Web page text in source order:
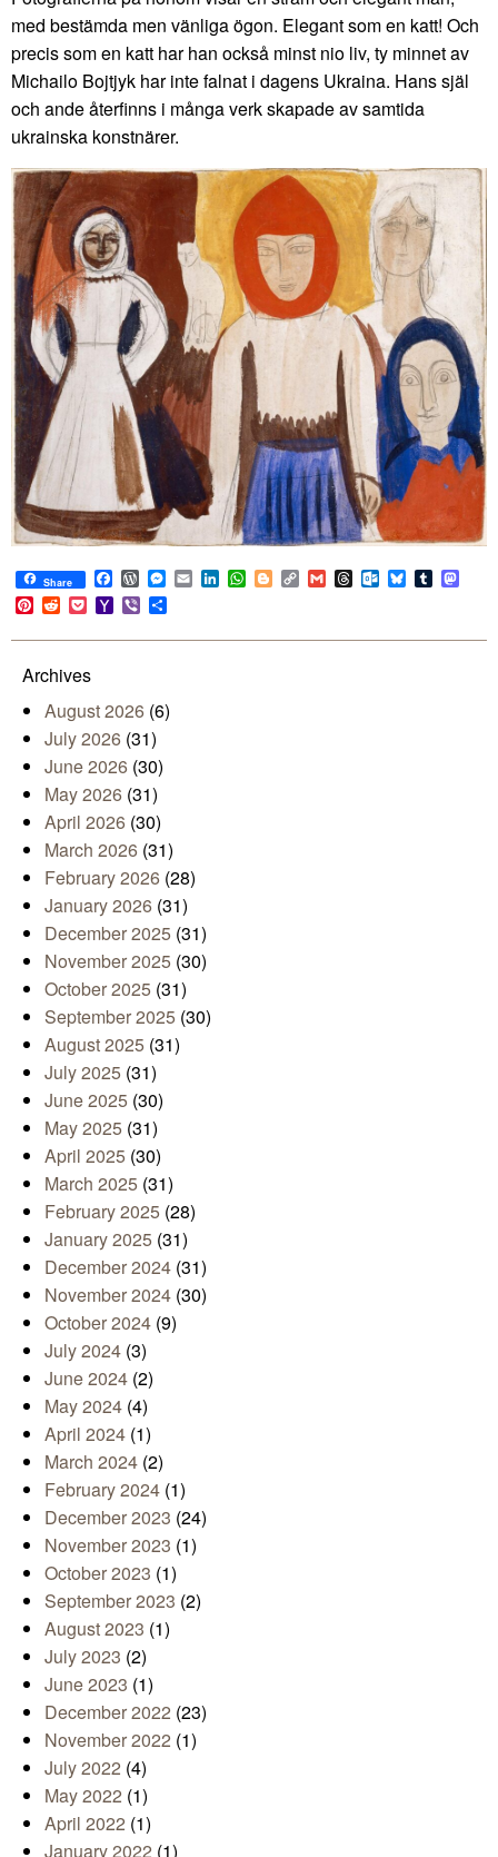
med bestämda men vänliga ögon. Elegant som en katt! Och
precis som en katt har han också minst nio liv, ty minnet av
Michailo Bojtjyk har inte falnat i dagens Ukraina. Hans själ
och ande återfinns i många verk skapade av samtida
ukrainska konstnärer.
Share Facebook
WordPress
Messenger
EmailLinkedIn
WhatsApp
BloggerCopy
Link
GmailThreadsOutlook.com
BlueskyTumblr
Pinterest
RedditPocketYahoo
Mail
Viber
Archives
August 2026 (6)
July 2026 (31)
June 2026 (30)
May 2026 (31)
April 2026 (30)
March 2026 (31)
February 2026 (28)
January 2026 (31)
December 2025 (31)
November 2025 (30)
October 2025 (31)
September 2025 (30)
August 2025 (31)
July 2025 (31)
June 2025 (30)
May 2025 (31)
April 2025 (30)
March 2025 (31)
February 2025 (28)
January 2025 (31)
December 2024 (31)
November 2024 (30)
October 2024 (9)
July 2024 (3)
June 2024 (2)
May 2024 (4)
April 2024 (1)
March 2024 (2)
February 2024 (1)
December 2023 (24)
November 2023 (1)
October 2023 (1)
September 2023 (2)
August 2023 (1)
July 2023 (2)
June 2023 (1)
December 2022 (23)
November 2022 (1)
July 2022 (4)
May 2022 (1)
April 2022 (1)
January 2022 (1)